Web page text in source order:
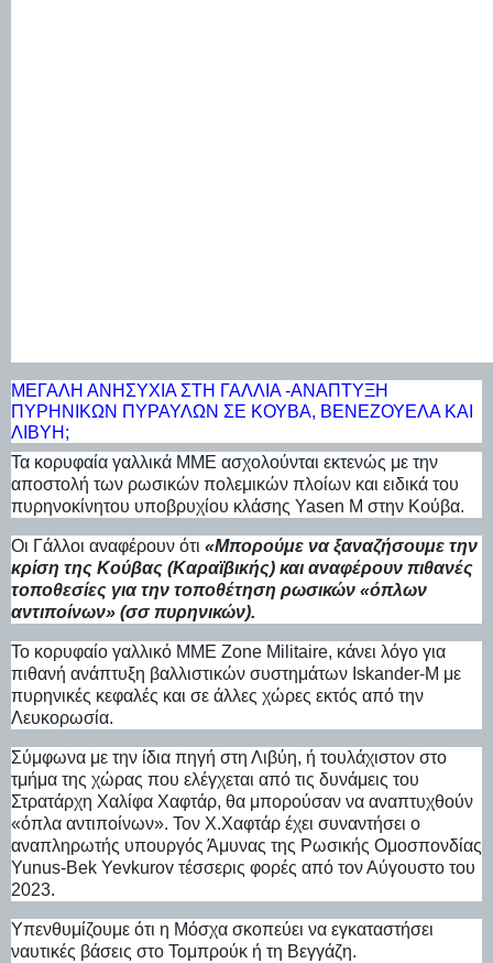
ΜΕΓΆΛΗ ΑΝΗΣΥΧΊΑ ΣΤΗ ΓΑΛΛΊΑ -ΑΝΆΠΤΥΞΗ
ΠΥΡΗΝΙΚΏΝ ΠΥΡΑΎΛΩΝ ΣΕ ΚΟΎΒΑ, ΒΕΝΕΖΟΥΈΛΑ ΚΑΙ
ΛΙΒΎΗ;
Τα κορυφαία γαλλικά ΜΜΕ ασχολούνται εκτενώς με την
αποστολή των ρωσικών πολεμικών πλοίων και ειδικά του
πυρηνοκίνητου υποβρυχίου κλάσης Yasen M στην Κούβα.
Οι Γάλλοι αναφέρουν ότι «Μπορούμε να ξαναζήσουμε την
κρίση της Κούβας (Καραϊβικής) και αναφέρουν πιθανές
τοποθεσίες για την τοποθέτηση ρωσικών «όπλων
αντιποίνων» (σσ πυρηνικών).
Το κορυφαίο γαλλικό ΜΜΕ Zone Militaire, κάνει λόγο για
πιθανή ανάπτυξη βαλλιστικών συστημάτων Iskander-M με
πυρηνικές κεφαλές και σε άλλες χώρες εκτός από την
Λευκορωσία.
Σύμφωνα με την ίδια πηγή στη Λιβύη, ή τουλάχιστον στο
τμήμα της χώρας που ελέγχεται από τις δυνάμεις του
Στρατάρχη Χαλίφα Χαφτάρ, θα μπορούσαν να αναπτυχθούν
«όπλα αντιποίνων». Τον Χ.Χαφτάρ έχει συναντήσει ο
αναπληρωτής υπουργός Άμυνας της Ρωσικής Ομοσπονδίας
Yunus-Bek Yevkurov τέσσερις φορές από τον Αύγουστο του
2023.
Υπενθυμίζουμε ότι η Μόσχα σκοπεύει να εγκαταστήσει
ναυτικές βάσεις στο Τομπρούκ ή τη Βεγγάζη.